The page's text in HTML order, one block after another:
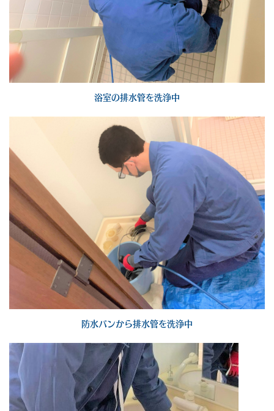
浴室の排水管を洗浄中
防水パンから排水管を洗浄中